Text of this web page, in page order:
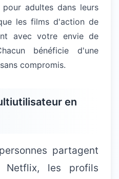
adultes dans leurs
les films d'action de
avec votre envie de
bénéficie d'une
compromis.
en
partagent
Netflix, les profils